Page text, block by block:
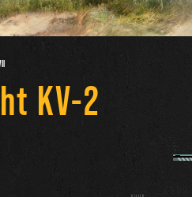
KV-2